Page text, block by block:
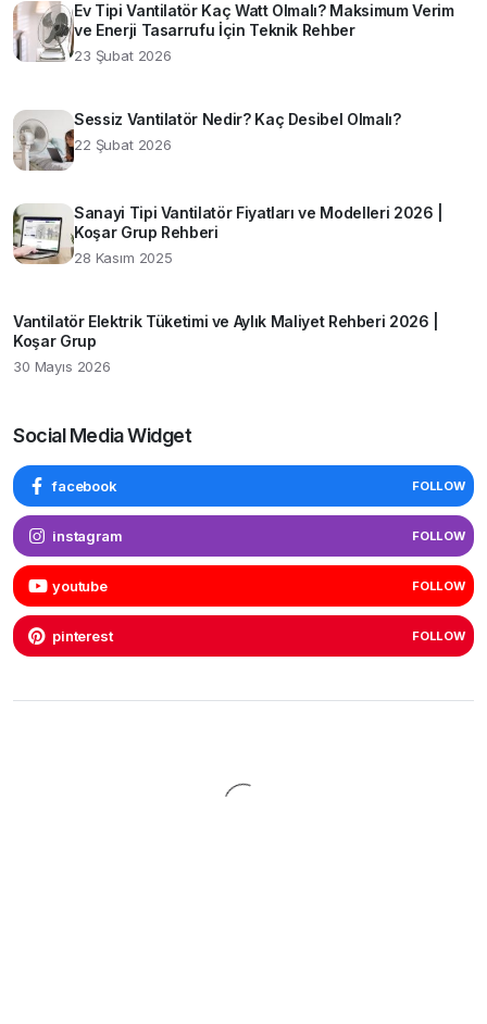
Ev Tipi Vantilatör Kaç Watt Olmalı? Maksimum Verim
ve Enerji Tasarrufu İçin Teknik Rehber
23 Şubat 2026
Sessiz Vantilatör Nedir? Kaç Desibel Olmalı?
22 Şubat 2026
Sanayi Tipi Vantilatör Fiyatları ve Modelleri 2026 |
Koşar Grup Rehberi
28 Kasım 2025
Vantilatör Elektrik Tüketimi ve Aylık Maliyet Rehberi 2026 |
Koşar Grup
30 Mayıs 2026
Social Media Widget
facebook FOLLOW
instagram FOLLOW
youtube FOLLOW
pinterest FOLLOW